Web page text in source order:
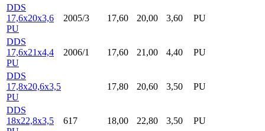
DDS
17,6x20x3,6
PU
2005/3 17,60 20,00 3,60 PU
DDS
17,6x21x4,4
PU
2006/1 17,60 21,00 4,40 PU
DDS
17,8x20,6x3,5
PU
17,80 20,60 3,50 PU
DDS
18x22,8x3,5
617 18,00 22,80 3,50 PU